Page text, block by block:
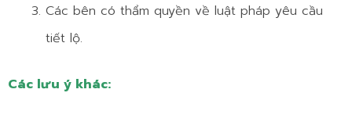
Các bên có thẩm quyền về luật pháp yêu cầu
tiết lộ.
Các lưu ý khác: